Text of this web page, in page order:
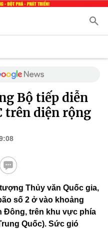
Bộ tiếp diễn
trên diện rộng
Thủy văn Quốc gia,
số 2 ở vào khoảng
Đông, trên khu vực phía
Quốc). Sức gió